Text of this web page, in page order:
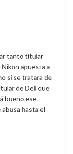
tanto titular
Nikon apuesta a
si se tratara de
de Dell que
bueno ese
hasta el